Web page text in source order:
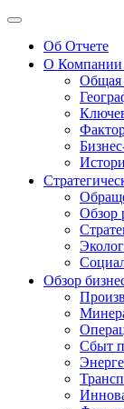
Об Отчете
О Компании
Общая
Обзор
Обзор
Сбыт